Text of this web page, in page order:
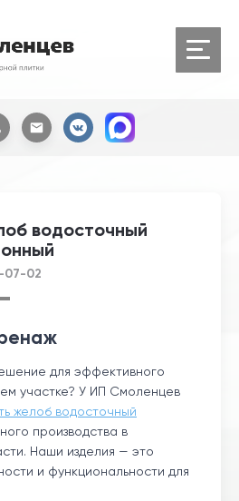
водосточный
07-02
для эффективного
участке? У ИП Смоленцев
желоб водосточный
производства в
Наши изделия — это
и функциональности для